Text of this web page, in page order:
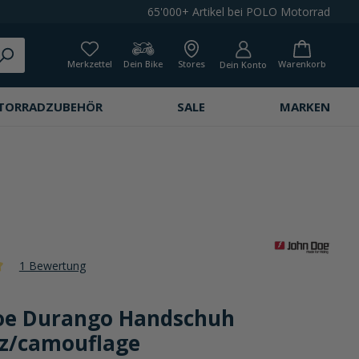
65'000+ Artikel bei POLO Motorrad
Merkzettel Dein Bike Stores Dein Konto Warenkorb
SALE MARKEN
1 Bewertung
Durango Handschuh
camouflage